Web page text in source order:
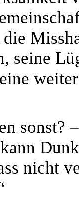
seine
sonst?
nicht